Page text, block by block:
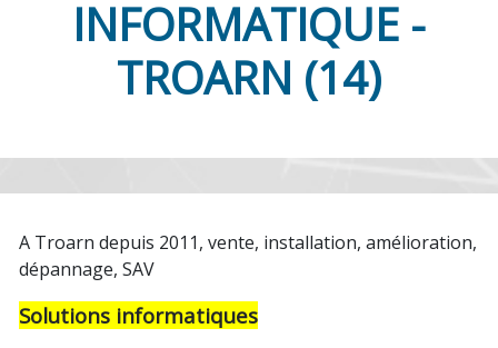
INFORMATIQUE -
TROARN (14)
A Troarn depuis 2011, vente, installation, amélioration,
dépannage, SAV
Solutions informatiques